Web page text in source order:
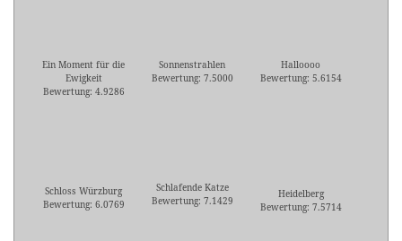
Ein Moment für die
Ewigkeit
Bewertung: 4.9286
Sonnenstrahlen
Bewertung: 7.5000
Halloooo
Bewertung: 5.6154
Schloss Würzburg
Bewertung: 6.0769
Schlafende Katze
Bewertung: 7.1429
Heidelberg
Bewertung: 7.5714